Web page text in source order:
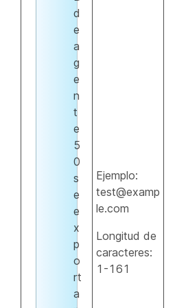
d
e
a
g
e
n
t
e
5
0
s
e
e
x
p
o
rt
a
Ejemplo:
test@examp
le.com
Longitud de
caracteres:
1-161